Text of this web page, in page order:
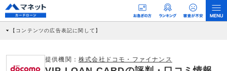
【コンテンツの広告表記に関して】
社に対して企業から紹介報酬が支払われるという収益モデルです。 ただし、特定の
商品を根拠なくPRするものではなく、当編集部の調査／ユーザーへの口コミ収集な
提供機関： 株式会社ドコモ・ファイナンス